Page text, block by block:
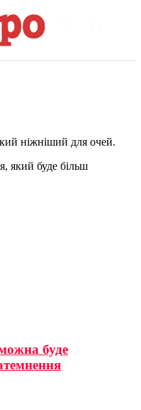
ніжніший для очей.
який буде більш
буде